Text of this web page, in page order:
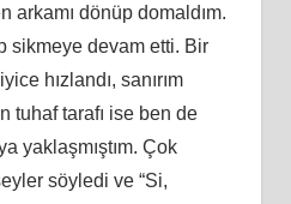
arkamı dönüp domaldım.
sikmeye devam etti. Bir
hızlandı, sanırım
tuhaf tarafı ise ben de
yaklaşmıştım. Çok
söyledi ve “Si,